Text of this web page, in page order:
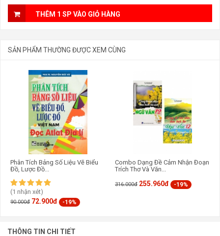
THÊM 1 SP VÀO GIỎ HÀNG
SẢN PHẨM THƯỜNG ĐƯỢC XEM CÙNG
Phân Tích Bảng Số Liệu Vẽ Biểu
Đồ, Lược Đồ...
(1 nhận xét)
90.000đ 72.900đ -19%
Combo Dạng Đề Cảm Nhận Đoạn
Trích Thơ Và Văn...
316.000đ 255.960đ -19%
THÔNG TIN CHI TIẾT